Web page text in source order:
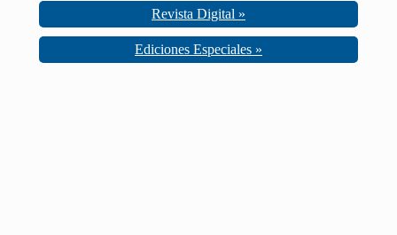
Revista Digital »
Ediciones Especiales »